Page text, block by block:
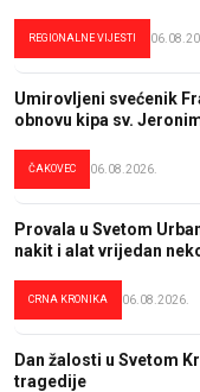
REGIONALNE VIJESTI
Umirovljeni svećenik
obnovu kipa sv.
ČAKOVEC 06.08.2026.
Provala u Svetom
nakit i alat vrijedan
CRNA KRONIKA 06.08.2026.
Dan žalosti u Svetom
tragedije